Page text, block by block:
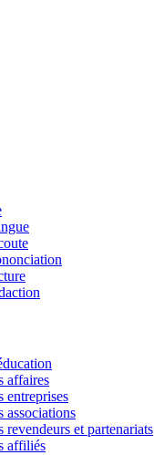
affaires
entreprises
associations
revendeurs et partenariats
affiliés